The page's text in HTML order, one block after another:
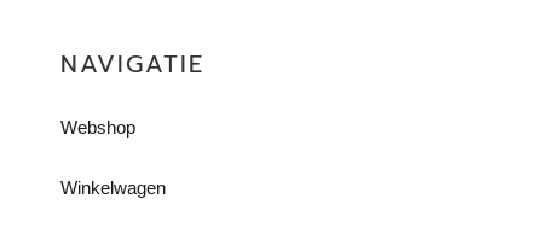
NAVIGATIE
Webshop
Winkelwagen